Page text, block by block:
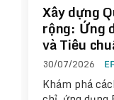
Xây dựng
rộng: Ứng
và Tiêu
30/07/2026
Khám phá